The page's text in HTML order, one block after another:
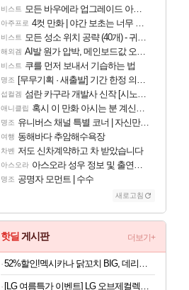
비스트 모든 바우에라 업그레이드 아이템 획득 위치 공략 (89개)
아주프로 4컷 만화 | 야간 보초는 너무 힘들어
비스트 모든 성소 위치 공략 (40개) - 귀환한 영혼 도전과제
해외겜 AI발 원가 압박, 메인보드값 오르나
비스트 쿠를 먼저 보내서 기습하는 법
명조 [무무기획 · 새출발] 기간 한정 의뢰 이벤트
섭컬겜 섬란 카구라 개발사 신작 [시노비 넥서스] 연내 출시 예정
애니클립 혹시 이 만화 아시는 분 계신가요
명조 유니버스 채널 특별 코너 | 자신만의 스타일
여행 동해바다 추암해수욕장
차벤 저도 신차계약하고 차 받았습니다
아스오라 아스오라 성우 정보 및 출연작 모음
명조 공명자 모먼트 | 수수
새로고침
핫딜 게시판 더보기+